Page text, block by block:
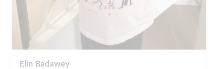
Elin Badawey